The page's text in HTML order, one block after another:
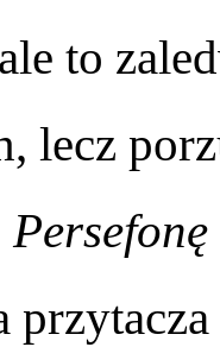
to
lecz
Persefonę